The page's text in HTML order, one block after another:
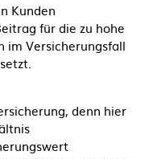
Kunden
für die zu hohe
im Versicherungsfall
denn hier